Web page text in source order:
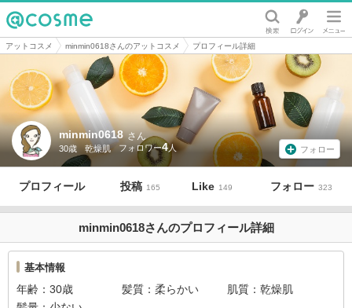
@cosme
アットコスメ minmin0618さんのアットコスメ プロフィール詳細
minmin0618 さん
30歳 乾燥肌 4 フォロー
プロフィール 投稿 165 Like 149 フォロー 323
minmin0618さんのプロフィール詳細
基本情報
年齢 30歳 髪質 柔らかい 肌質
乾燥肌